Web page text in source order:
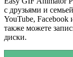
с друзьями и
YouTube, Facebook
также можете
диски.